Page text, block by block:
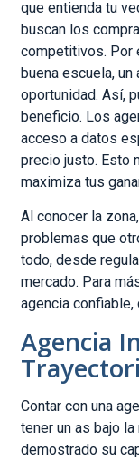
que entienda tu
buscan los
competitivos. Por
buena escuela,
oportunidad. Así,
beneficio. Los
acceso a datos
precio justo. Esto
maximiza tus
Al conocer la
problemas que
todo, desde
mercado. Para
agencia
Agencia
Contar con una
tener un as bajo
demostrado su